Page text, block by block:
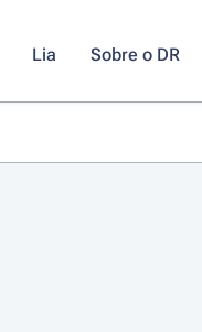
Lia Sobre o DR